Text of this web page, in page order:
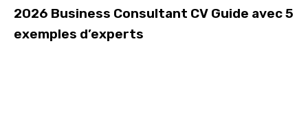
2026 Business Consultant CV Guide avec 5
exemples d’experts